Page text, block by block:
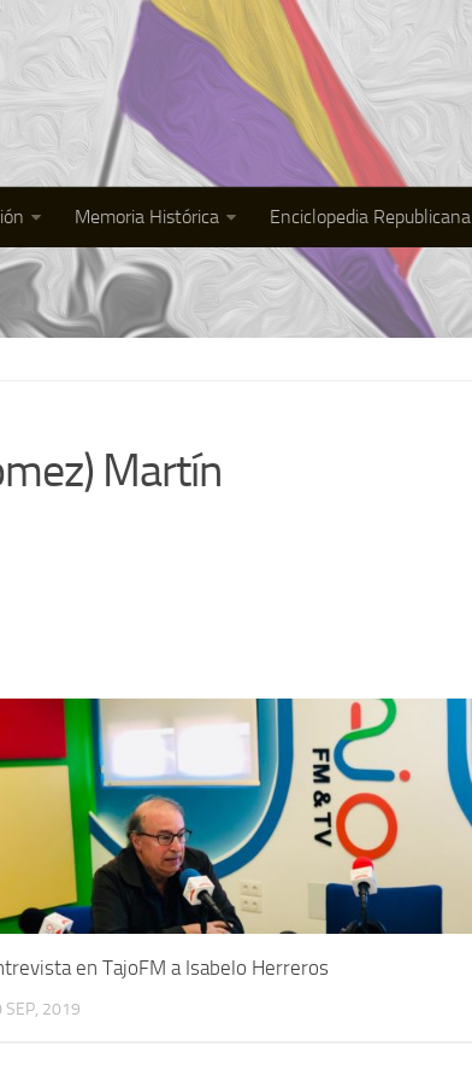
Memoria Histórica Enciclopedia Republicana
Martín
en TajoFM a Isabelo Herreros
SEP, 2019